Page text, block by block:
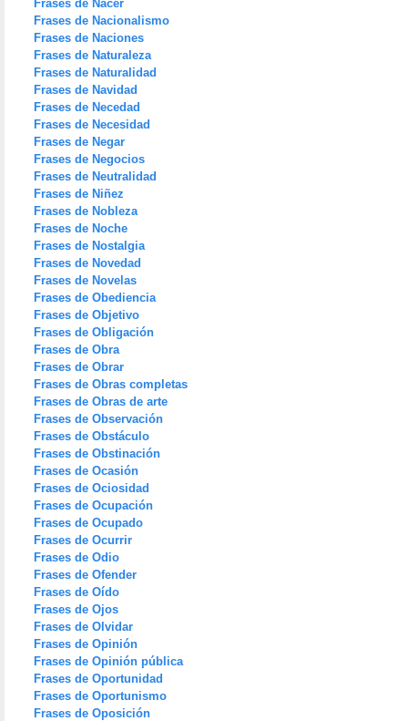
Frases de Nacer
Frases de Nacionalismo
Frases de Naciones
Frases de Naturaleza
Frases de Naturalidad
Frases de Navidad
Frases de Necedad
Frases de Necesidad
Frases de Negar
Frases de Negocios
Frases de Neutralidad
Frases de Niñez
Frases de Nobleza
Frases de Noche
Frases de Nostalgia
Frases de Novedad
Frases de Novelas
Frases de Obediencia
Frases de Objetivo
Frases de Obligación
Frases de Obra
Frases de Obrar
Frases de Obras completas
Frases de Obras de arte
Frases de Observación
Frases de Obstáculo
Frases de Obstinación
Frases de Ocasión
Frases de Ociosidad
Frases de Ocupación
Frases de Ocupado
Frases de Ocurrir
Frases de Odio
Frases de Ofender
Frases de Oído
Frases de Ojos
Frases de Olvidar
Frases de Opinión
Frases de Opinión pública
Frases de Oportunidad
Frases de Oportunismo
Frases de Oposición